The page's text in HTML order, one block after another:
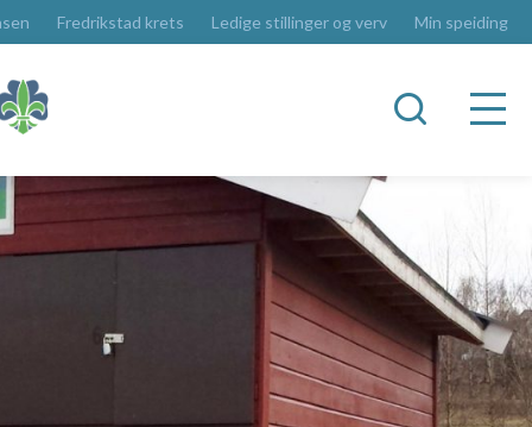
Fredrikstad krets Ledige stillinger og verv Min speiding